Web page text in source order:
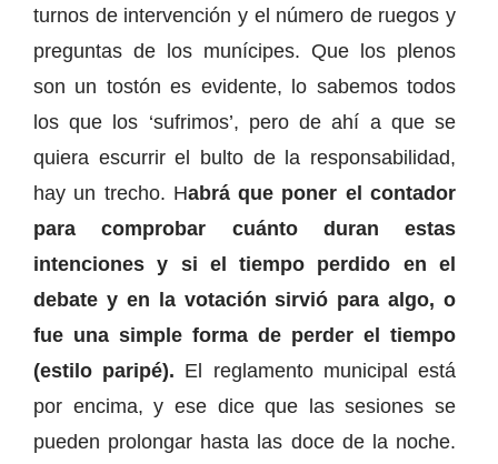
turnos de intervención y el número de ruegos y
preguntas de los munícipes. Que los plenos
son un tostón es evidente, lo sabemos todos
los que los ‘sufrimos’, pero de ahí a que se
quiera escurrir el bulto de la responsabilidad,
hay un trecho. Habrá que poner el contador
para comprobar cuánto duran estas
intenciones y si el tiempo perdido en el
debate y en la votación sirvió para algo, o
fue una simple forma de perder el tiempo
(estilo paripé). El reglamento municipal está
por encima, y ese dice que las sesiones se
pueden prolongar hasta las doce de la noche.